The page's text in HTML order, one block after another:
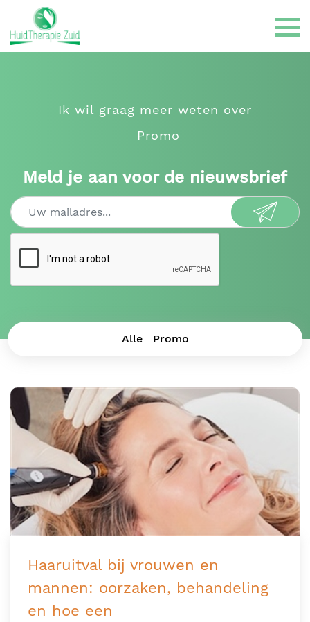
Gelaatsbehandelingen
Lichaamsbehandelingen
Prijzen
Over ons
Over mij
Contact
BOEK ONLINE
Ik wil graag meer weten over
Promo
Meld je aan voor de nieuwsbrief
Alle Promo
Haaruitval bij vrouwen en
mannen: oorzaken, behandeling
en hoe een